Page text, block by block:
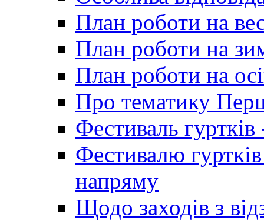
План роботи на
План роботи на
План роботи на
Про тематику
Фестиваль
Фестивалю
напряму
Щодо заходів з